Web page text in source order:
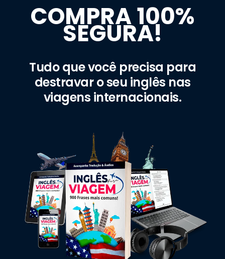
COMPRA 100%
SEGURA!
Tudo que você precisa para
destravar o seu inglês nas
viagens internacionais.